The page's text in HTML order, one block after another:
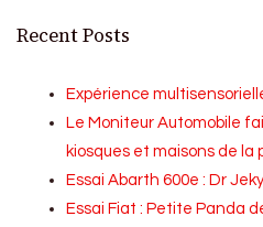
Recent Posts
Expérience
Le Moniteur Automobile
kiosques et maisons de la
Essai Abarth 600e : Dr
Essai Fiat : Petite Panda